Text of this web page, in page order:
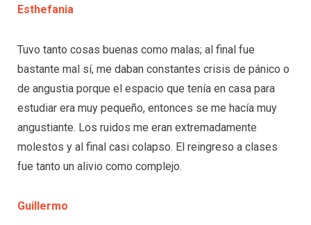
Esthefania
Tuvo tanto cosas buenas como malas; al final fue
bastante mal sí, me daban constantes crisis de pánico o
de angustia porque el espacio que tenía en casa para
estudiar era muy pequeño, entonces se me hacía muy
angustiante. Los ruidos me eran extremadamente
molestos y al final casi colapso. El reingreso a clases
fue tanto un alivio como complejo.
Guillermo